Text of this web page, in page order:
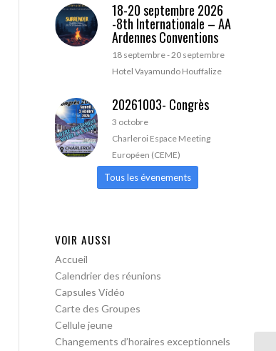
18-20 septembre 2026
-8th Internationale – AA
Ardennes Conventions
18 septembre-20 septembre
Hotel Vayamundo Houffalize
20261003- Congrès
3 octobre
Charleroi Espace Meeting
Européen (CEME)
Tous les évenements
VOIR AUSSI
Accueil
Calendrier des réunions
Capsules Vidéo
Carte des Groupes
Cellule jeune
Changements d’horaires exceptionnels